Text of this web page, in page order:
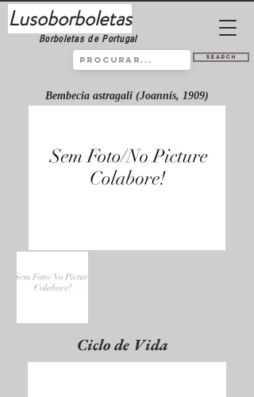
Lusoborboletas
Borboletas de Portugal
Search
Bembecia astragali (Joannis, 1909)
Ciclo de Vida